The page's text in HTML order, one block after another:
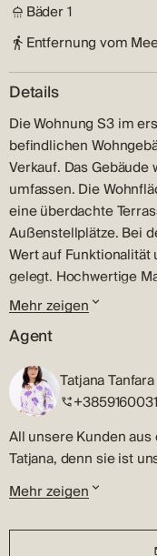
Bäder1
Entfernung vom
Details
Die Wohnung S3 im
befindlichen
Verkauf. Das
umfassen. Die
eine überdachte
Außenstellplätze. Bei
Wert auf
gelegt. Hochwertige
Lösungen zeichnen
Zeitplan
Die Wohnung besteht
Schlafzimmern und
umfasst eine offene
ein helles und
Wohnbereich gelangt
überdachte Terrasse,
erweitert.
Mehr zeigen
Agent
Tatjana Tanfara
All unsere Kunden
Tatjana, denn sie ist
Sprache.
Tatjana jahrelang im
Mehr zeigen